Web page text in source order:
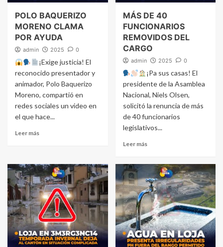
POLO BAQUERIZO
MORENO CLAMA
POR AYUDA
admin 2025 0
¡Exige justicia! El
reconocido presentador y
animador, Polo Baquerizo
Moreno, compartió en
redes sociales un video en
el que hace...
Leer más
MÁS DE 40
FUNCIONARIOS
REMOVIDOS DEL
CARGO
admin 2025 0
¡Pa sus casas! El
presidente de la Asamblea
Nacional, Niels Olsen,
solicitó la renuncia de más
de 40 funcionarios
legislativos...
Leer más